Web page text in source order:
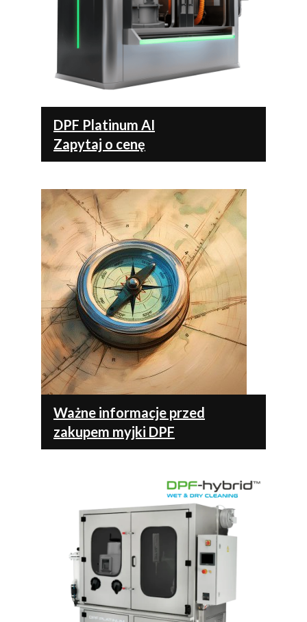
DPF Platinum AI
Zapytaj o cenę
Ważne informacje przed
zakupem myjki DPF